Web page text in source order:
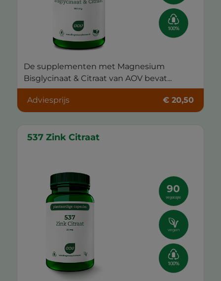
De supplementen met Magnesium
Bisglycinaat & Citraat van AOV bevat...
Adviesprijs € 20,50
537 Zink Citraat
90
vegacaps
vegan